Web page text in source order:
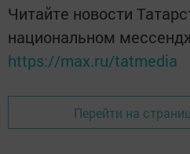
Читайте новости
национальном
https://max.ru/tatmedia
Перейти на